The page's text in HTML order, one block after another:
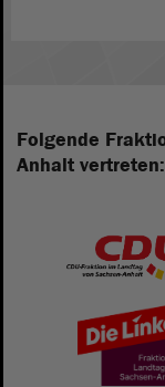
Folgende
Anhalt vertreten: